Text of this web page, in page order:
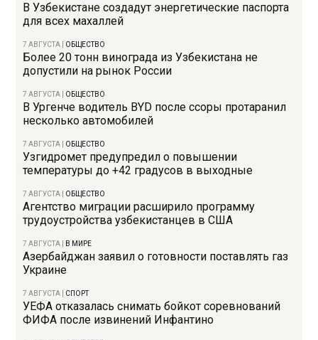
В Узбекистане создадут энергетические паспорта
для всех махаллей
7 АВГУСТА ОБЩЕСТВО
Более 20 тонн винограда из Узбекистана не
допустили на рынок России
7 АВГУСТА ОБЩЕСТВО
В Ургенче водитель BYD после ссоры протаранил
несколько автомобилей
7 АВГУСТА ОБЩЕСТВО
Узгидромет предупредил о повышении
температуры до +42 градусов в выходные
7 АВГУСТА ОБЩЕСТВО
Агентство миграции расширило программу
трудоустройства узбекистанцев в США
7 АВГУСТА В МИРЕ
Азербайджан заявил о готовности поставлять газ
Украине
7 АВГУСТА СПОРТ
УЕФА отказалась снимать бойкот соревнований
ФИФА после извинений Инфантино